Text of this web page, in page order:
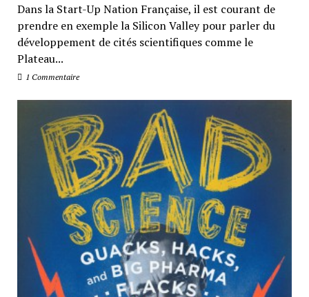
Dans la Start-Up Nation Française, il est courant de
prendre en exemple la Silicon Valley pour parler du
développement de cités scientifiques comme le
Plateau...
1 Commentaire